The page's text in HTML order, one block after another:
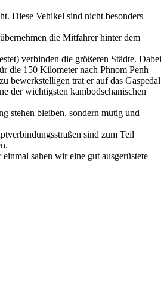
Diese Vehikel sind nicht besonders
die Mitfahrer hinter dem
verbinden die größeren Städte. Dabei
die 150 Kilometer nach Phnom Penh
bewerkstelligen trat er auf das Gaspedal
der wichtigsten kambodschanischen
stehen bleiben, sondern mutig und
sind zum Teil
sahen wir eine gut ausgerüstete